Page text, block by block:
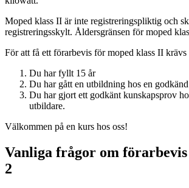
Moped klass II är inte registreringspliktig och
registreringsskylt. Åldersgränsen för moped
För att få ett förarbevis för moped klass II krävs
Du har fyllt 15 år
Du har gått en utbildning hos en
Du har gjort ett godkänt kunskapsprov
utbildare.
Välkommen på en kurs hos oss!
Vanliga frågor om förarbevis
2